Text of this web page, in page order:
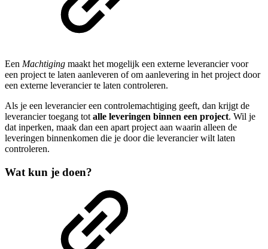
Een Machtiging maakt het mogelijk een externe leverancier voor
een project te laten aanleveren of om aanlevering in het project door
een externe leverancier te laten controleren.
Als je een leverancier een controlemachtiging geeft, dan krijgt de
leverancier toegang tot alle leveringen binnen een project. Wil je
dat inperken, maak dan een apart project aan waarin alleen de
leveringen binnenkomen die je door die leverancier wilt laten
controleren.
Wat kun je doen?